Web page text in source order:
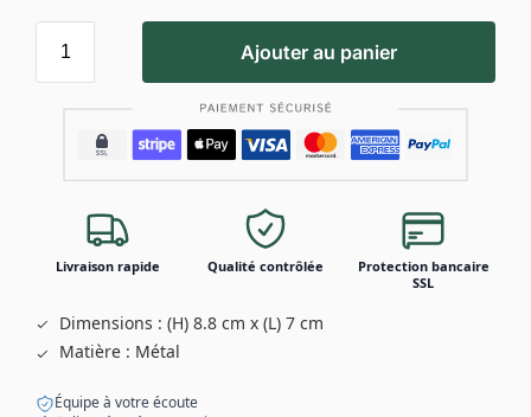
Ajouter au panier
Livraison rapide Qualité contrôlée
Protection bancaire
SSL
Dimensions : (H) 8.8 cm x (L) 7 cm
Matière : Métal
Équipe à votre écoute